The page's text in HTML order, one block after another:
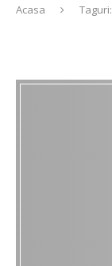
Acasa Taguri: